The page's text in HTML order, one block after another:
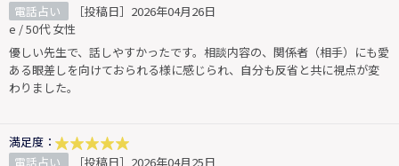
電話占い
［投稿日］2026年04月26日
e / 50代 女性
優しい先生で、話しやすかったです。相談内容の、関係者（相手）にも愛
ある眼差しを向けておられる様に感じられ、自分も反省と共に視点が変
わりました。
満足度：
電話占い
［投稿日］2026年04月25日